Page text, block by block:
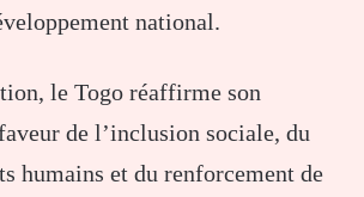
national.
le Togo réaffirme son
de l’inclusion sociale, du
humains et du renforcement de